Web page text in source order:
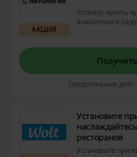
АКЦИЯ
Успейте купить
аналитики и
карьеру в
Предложение
Установите
ресторанов
Установите